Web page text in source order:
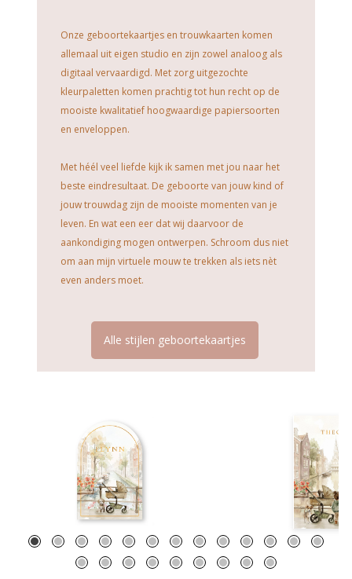
Onze geboortekaartjes en trouwkaarten komen
allemaal uit eigen studio en zijn zowel analoog als
digitaal vervaardigd. Met zorg uitgezochte
kleurpaletten komen prachtig tot hun recht op de
mooiste kwalitatief hoogwaardige papiersoorten
en enveloppen.
Met héél veel liefde kijk ik samen met jou naar het
beste eindresultaat. De geboorte van jouw kind of
jouw trouwdag zijn de mooiste momenten van je
leven. En wat een eer dat wij daarvoor de
aankondiging mogen ontwerpen. Schroom dus niet
om aan mijn virtuele mouw te trekken als iets nèt
even anders moet.
Alle stijlen geboortekaartjes
Geboortekaartje Amsterdam
Geboortekaartje